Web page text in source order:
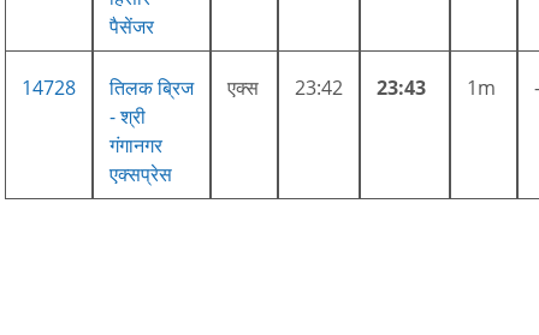
पैसेंजर
14728
तिलक ब्रिज
- श्री
गंगानगर
एक्सप्रेस
एक्स 23:42 23:43 1m